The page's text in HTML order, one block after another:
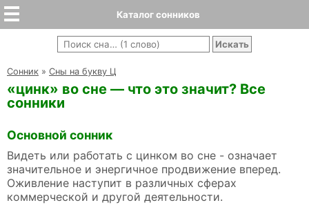
Каталог сонников
Cонник » Сны на букву Ц
«цинк» во сне — что это значит? Все
сонники
Основной сонник
Видеть или работать с цинком во сне - означает
значительное и энергичное продвижение вперед.
Оживление наступит в различных сферах
коммерческой и другой деятельности.